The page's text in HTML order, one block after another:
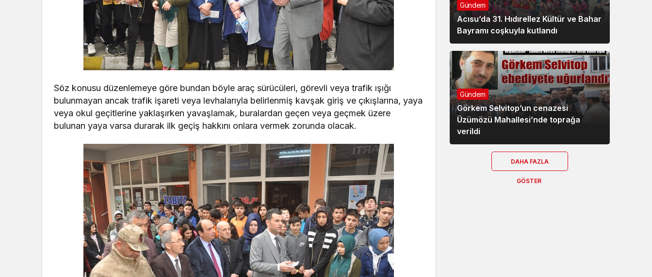
Söz konusu düzenlemeye göre bundan böyle araç sürücüleri, görevli veya trafik ışığı
bulunmayan ancak trafik işareti veya levhalarıyla belirlenmiş kavşak giriş ve çıkışlarına, yaya
veya okul geçitlerine yaklaşırken yavaşlamak, buralardan geçen veya geçmek üzere
bulunan yaya varsa durarak ilk geçiş hakkını onlara vermek zorunda olacak.
Gündem
Acısu’da 31. Hıdırellez Kültür ve Bahar
Bayramı coşkuyla kutlandı
Gündem
Görkem Selvitop’un cenazesi
Üzümözü Mahallesi’nde toprağa
verildi
DAHA FAZLA
GÖSTER